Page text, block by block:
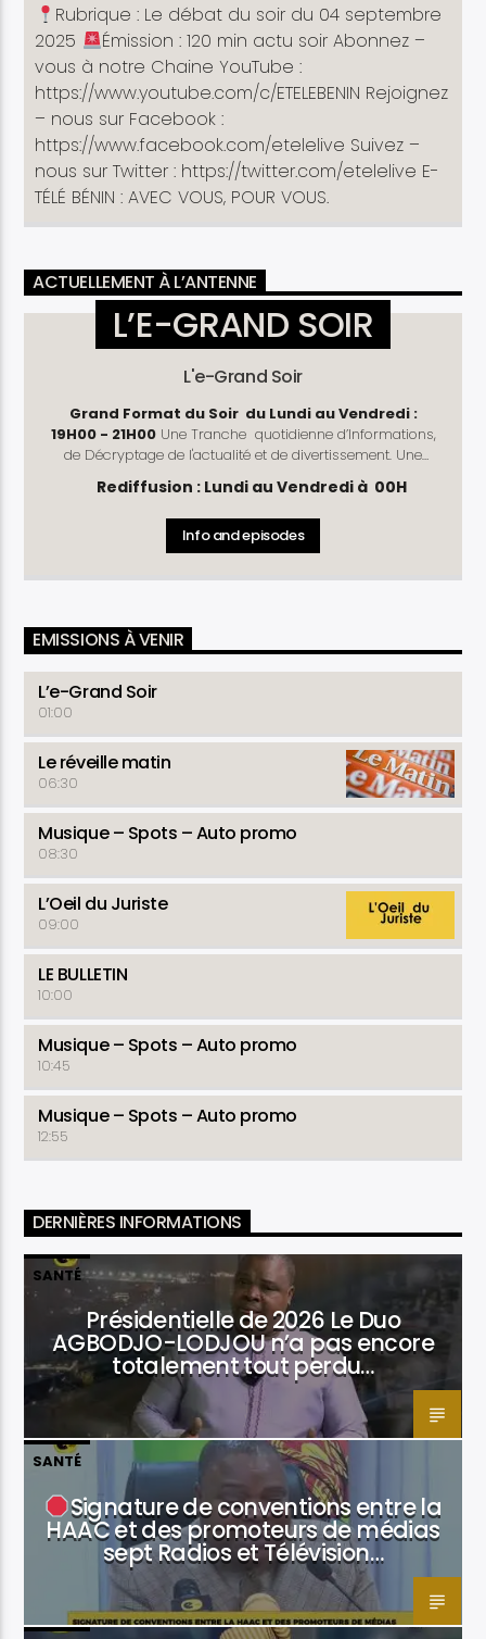
Rubrique : Le débat du soir du 04 septembre
2025
Émission : 120 min actu soir Abonnez –
vous à notre Chaine YouTube :
https://www.youtube.com/c/ETELEBENIN Rejoignez
– nous sur Facebook :
https://www.facebook.com/etelelive Suivez –
nous sur Twitter : https://twitter.com/etelelive E-
TÉLÉ BÉNIN : AVEC VOUS, POUR VOUS.
ACTUELLEMENT À L’ANTENNE
L’E-GRAND SOIR
L'e-Grand Soir
Grand Format du Soir du Lundi au Vendredi :
19H00 - 21H00Une Tranche quotidienne d’Informations,
de Décryptage de l'actualité et de divertissement. Une
mise à jour des évènements de la journée. L'e-Grand Soir,
nous vous faisons mieux comprendre l'actualité !
: L'Oeil du Juriste (Lundi, Mercredi - Vendredi)
- l’Oeil du Coach (Mardi et Jeudi) - Chronique Politique -
Instant Partenaire - le 19H45 - La Tribune Politique
Rediffusion : Lundi au Vendredi à 00H
Info and episodes
EMISSIONS À VENIR
L’e-Grand Soir
01:00
Le réveille matin
06:30
Musique – Spots – Auto promo
08:30
L’Oeil du Juriste
09:00
LE BULLETIN
10:00
Musique – Spots – Auto promo
10:45
Musique – Spots – Auto promo
12:55
DERNIÈRES INFORMATIONS
SANTÉ
Présidentielle de 2026 Le Duo
AGBODJO-LODJOU n’a pas encore
totalement tout perdu…
SANTÉ
Signature de conventions entre la
HAAC et des promoteurs de médias
sept Radios et Télévision…